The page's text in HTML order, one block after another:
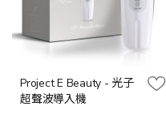
Project E Beauty - 光子
超聲波導入機